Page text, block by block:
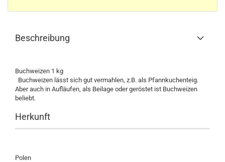
Beschreibung
Buchweizen 1 kg
Buchweizen lässt sich gut vermahlen, z.B. als Pfannkuchenteig.
Aber auch in Aufläufen, als Beilage oder geröstet ist Buchweizen
beliebt.
Herkunft
Polen